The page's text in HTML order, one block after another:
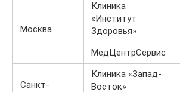
Москва
Клиника
«Институт
Здоровья»
МедЦентрСервис
Санкт-
Клиника «Запад-
Восток»